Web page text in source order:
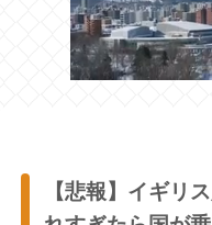
【悲報】イギリ